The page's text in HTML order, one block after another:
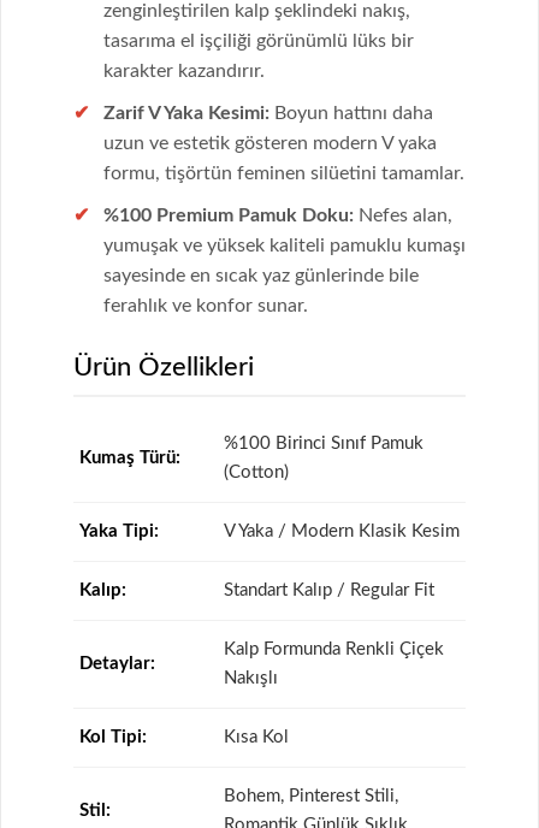
zenginleştirilen kalp şeklindeki nakış,
tasarıma el işçiliği görünümlü lüks bir
karakter kazandırır.
Zarif V Yaka Kesimi: Boyun hattını daha
uzun ve estetik gösteren modern V yaka
formu, tişörtün feminen silüetini tamamlar.
%100 Premium Pamuk Doku: Nefes alan,
yumuşak ve yüksek kaliteli pamuklu kumaşı
sayesinde en sıcak yaz günlerinde bile
ferahlık ve konfor sunar.
Ürün Özellikleri
Kumaş Türü:
%100 Birinci Sınıf Pamuk
(Cotton)
Yaka Tipi: V Yaka / Modern Klasik Kesim
Kalıp: Standart Kalıp / Regular Fit
Detaylar:
Kalp Formunda Renkli Çiçek
Nakışlı
Kol Tipi: Kısa Kol
Stil:
Bohem, Pinterest Stili,